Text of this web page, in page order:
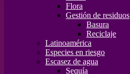
Flora
Gestión de residuos
Basura
Reciclaje
Latinoamérica
Especies en riesgo
Escasez de agua
Sequía